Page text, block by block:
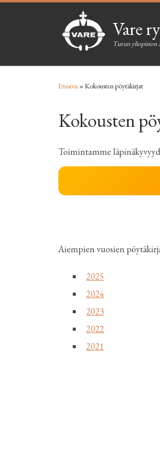
Vare ry
Turun yliopiston
Etusivu »Kokousten pöytäkirjat
Kokousten
Toimintamme
Aiempien vuosien
2025
2024
2023
2022
2021